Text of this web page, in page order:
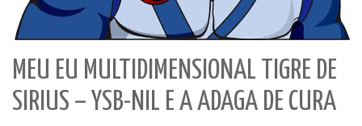
MEU EU MULTIDIMENSIONAL TIGRE DE
SIRIUS – YSB-NIL E A ADAGA DE CURA